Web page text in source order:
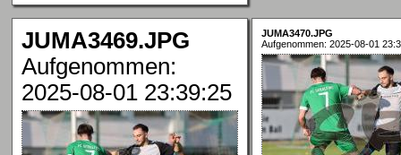
JUMA3469.JPG
Aufgenommen:
2025-08-01 23:39:25
JUMA3470.JPG
Aufgenommen: 2025-08-01